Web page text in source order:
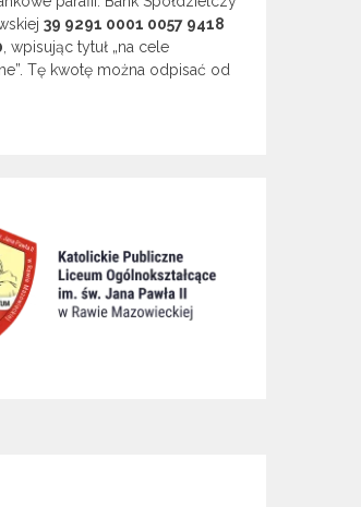
39 9291 0001 0057 9418
, wpisując tytuł „na cele
Tę kwotę można odpisać od